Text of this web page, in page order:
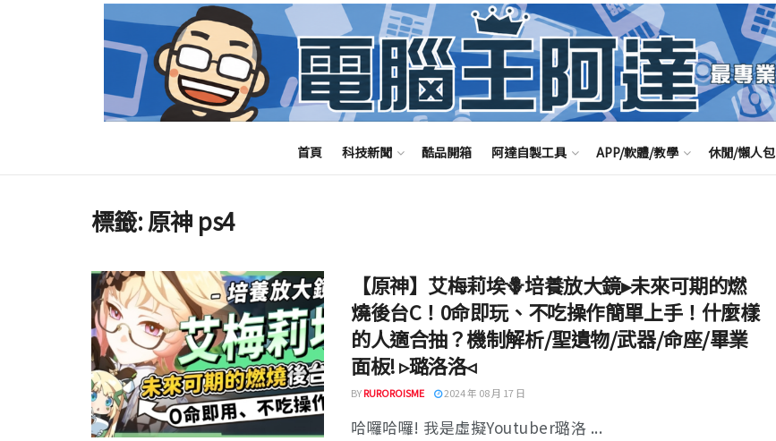
首頁 科技新聞 酷品開箱 阿達自製工具 APP/軟體/教學 休閒/懶人包
標籤:原神 ps4
【原神】艾梅莉埃🪻培養放大鏡▸未來可期的燃
燒後台C！0命即玩、不吃操作簡單上手！什麼樣
的人適合抽？機制解析/聖遺物/武器/命座/畢業
面板! ▹璐洛洛◃
BYRUROROISME 2024 年 08 月 17 日
哈囉哈囉! 我是虛擬Youtuber璐洛 ...